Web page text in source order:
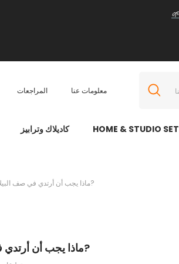
المراجعات معلومات عنا
كاديلاك وترابيز HOME & STUDIO SET
ماذا يجب أن أرتدي في صف البيلاتس ريفورمر?
ماذا يجب أن أرتدي في صف البيلاتس ريفورمر?